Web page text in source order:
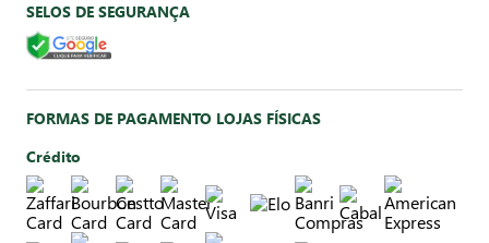
SELOS DE SEGURANÇA
FORMAS DE PAGAMENTO LOJAS FÍSICAS
Crédito